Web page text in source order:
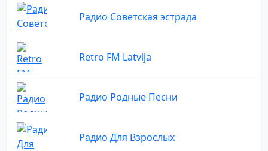
Радио Советская эстрада
Retro FM Latvija
Радио Родные Песни
Радио Для Взрослых